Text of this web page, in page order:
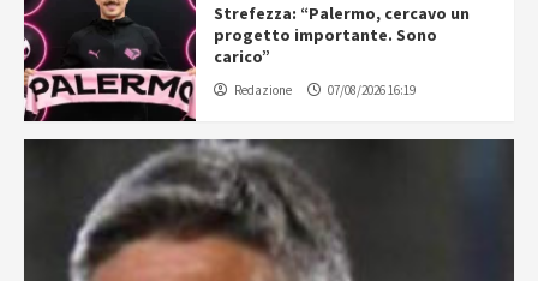
Strefezza: “Palermo, cercavo un
progetto importante. Sono
carico”
Redazione 07/08/2026 16:19